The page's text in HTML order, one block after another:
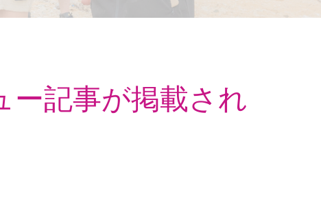
ー記事が掲載され